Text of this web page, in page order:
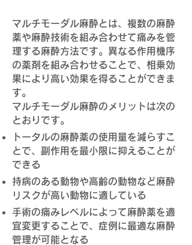
マルチモーダル麻酔とは、複数の麻酔
薬や麻酔技術を組み合わせて痛みを管
理する麻酔方法です。異なる作用機序
の薬剤を組み合わせることで、相乗効
果により高い効果を得ることができま
す。
マルチモーダル麻酔のメリットは次の
とおりです。
トータルの麻酔薬の使用量を減らすこ
とで、副作用を最小限に抑えることが
できる
持病のある動物や高齢の動物など麻酔
リスクが高い動物に適している
手術の痛みレベルによって麻酔薬を適
宜変更することで、症例に最適な麻酔
管理が可能となる